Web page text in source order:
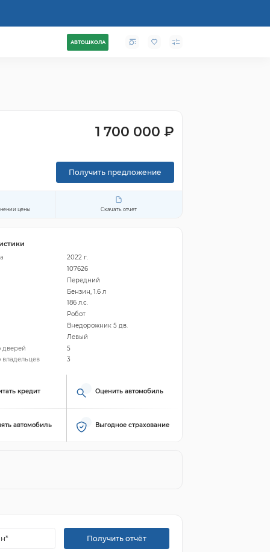
АВТОШКОЛА
1 700 000 ₽
Получить предложение
цены Скачать отчет
2022 г.
107626
Передний
Бензин, 1.6 л
186 л.с.
Робот
Внедорожник 5 дв.
Левый
дверей
5
владельцев
3
кредит Оценить автомобиль
автомобиль Выгодное страхование
Получить отчёт